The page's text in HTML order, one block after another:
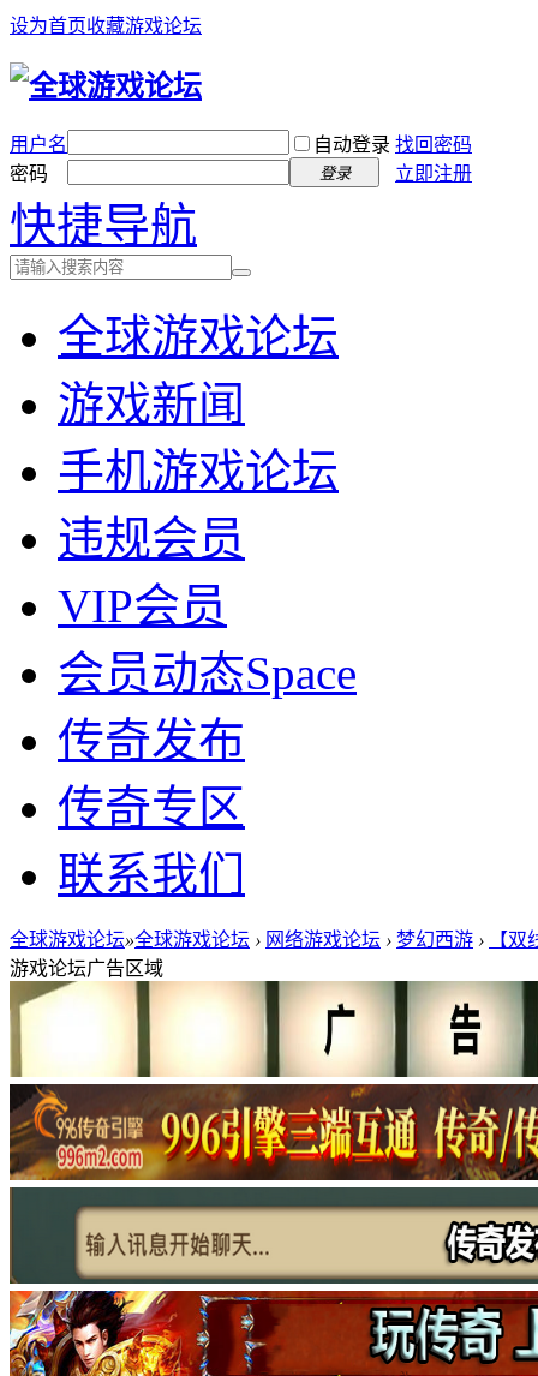
设为首页收藏游戏论坛
用户名 自动登录 找回密码
密码
登录 立即注册
快捷导航
全球游戏论坛
游戏新闻
手机游戏论坛
违规会员
VIP会员
会员动态Space
传奇发布
传奇专区
联系我们
全球游戏论坛»全球游戏论坛 › 网络游戏论坛 › 梦幻西游 ›
【
游戏论坛广告区域